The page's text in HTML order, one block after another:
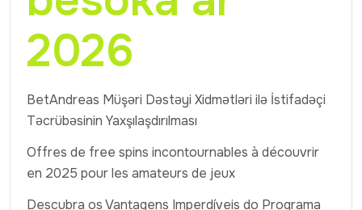
2026
BetAndreas Müşəri Dəstəyi Xidmətləri ilə İstifadəçi
Təcrübəsinin Yaxşılaşdırılması
Offres de free spins incontournables à découvrir
en 2025 pour les amateurs de jeux
Descubra os Vantagens Imperdíveis do Programa